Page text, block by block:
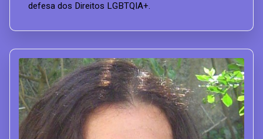
defesa dos Direitos LGBTQIA+.